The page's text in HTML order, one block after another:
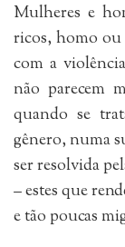
Mulheres e
ricos, homo ou
com a
não parecem
quando se
gênero, numa
ser resolvida
– estes que
e tão poucas